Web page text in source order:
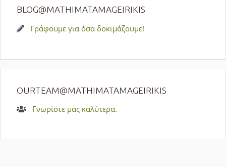
BLOG@MATHIMATAMAGEIRIKIS
Γράφουμε για όσα δοκιμάζουμε!
OURTEAM@MATHIMATAMAGEIRIKIS
Γνωρίστε μας καλύτερα.